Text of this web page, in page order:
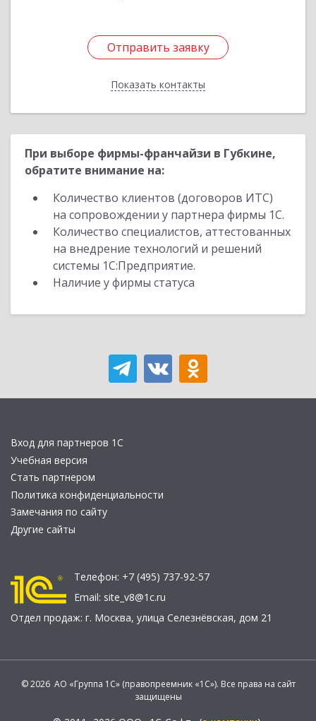
Отправить заявку
Показать контакты
Отправить заявку
Назад
При выборе фирмы-франчайзи в Губкине,
обратите внимание на:
Количество клиентов (договоров ИТС)
на сопровождении у партнера фирмы 1С.
Количество специалистов, аттестованных
на внедрение технологий и решений
системы 1С:Предприятие.
Наличие у фирмы статуса
Вход для партнеров 1С
Учебная версия
Стать партнером
Политика конфиденциальности
Замечания по сайту
Другие сайты
Телефон: +7 (495) 737-92-57
Email: site_v8@1c.ru
Отдел продаж: г. Москва, улица Селезнёвская, дом 21
© 2026 АО «Группа 1С» (правопреемник «1С»). Все права на сайт
защищены